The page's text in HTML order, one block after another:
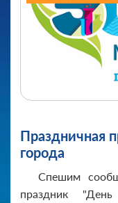
Праздничная
города
Спешим
праздник